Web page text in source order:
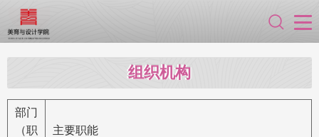
组织机构
部门
（职
主要职能